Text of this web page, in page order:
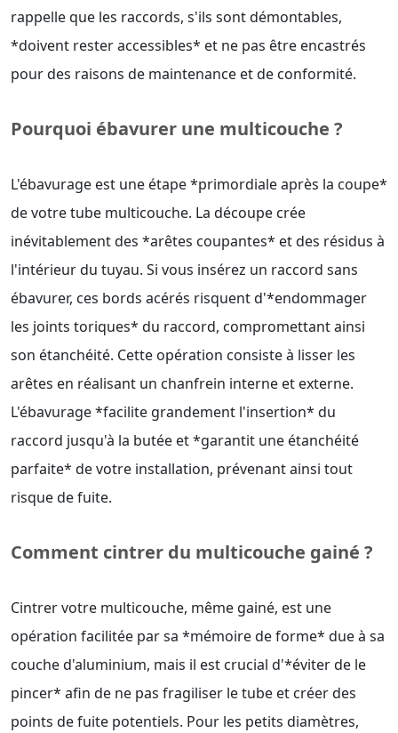
rappelle que les raccords, s'ils sont démontables,
*doivent rester accessibles* et ne pas être encastrés
pour des raisons de maintenance et de conformité.
Pourquoi ébavurer une multicouche ?
L'ébavurage est une étape *primordiale après la coupe*
de votre tube multicouche. La découpe crée
inévitablement des *arêtes coupantes* et des résidus à
l'intérieur du tuyau. Si vous insérez un raccord sans
ébavurer, ces bords acérés risquent d'*endommager
les joints toriques* du raccord, compromettant ainsi
son étanchéité. Cette opération consiste à lisser les
arêtes en réalisant un chanfrein interne et externe.
L'ébavurage *facilite grandement l'insertion* du
raccord jusqu'à la butée et *garantit une étanchéité
parfaite* de votre installation, prévenant ainsi tout
risque de fuite.
Comment cintrer du multicouche gainé ?
Cintrer votre multicouche, même gainé, est une
opération facilitée par sa *mémoire de forme* due à sa
couche d'aluminium, mais il est crucial d'*éviter de le
pincer* afin de ne pas fragiliser le tube et créer des
points de fuite potentiels. Pour les petits diamètres,